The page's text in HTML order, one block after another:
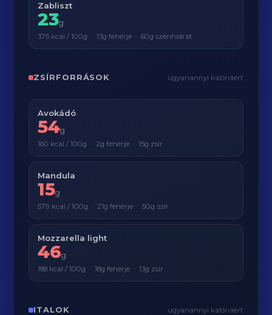
Zabliszt
23g
375 kcal / 100g · 13g fehérje · 60g szénhidrát
ZSÍRFORRÁSOK ugyanannyi kalóriáért
Avokádó
54g
160 kcal / 100g · 2g fehérje · 15g zsír
Mandula
15g
579 kcal / 100g · 21g fehérje · 50g zsír
Mozzarella light
46g
188 kcal / 100g · 18g fehérje · 13g zsír
ITALOK ugyanannyi kalóriáért